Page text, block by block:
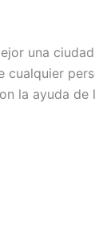
una
la ayuda